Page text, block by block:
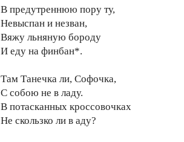
В предутреннюю пору ту,
Невыспан и незван,
Вяжу льняную бороду
И еду на финбан*.
Там Танечка ли, Софочка,
С собою не в ладу.
В потасканных кроссовочках
Не скользко ли в аду?